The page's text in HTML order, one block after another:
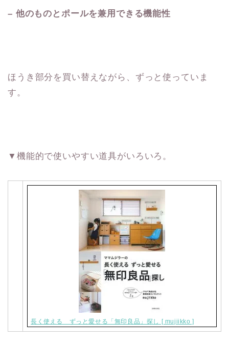
– 他のものとポールを兼用できる機能性
ほうき部分を買い替えながら、ずっと使っていま
す。
▼機能的で使いやすい道具がいろいろ。
長く使える ずっと愛せる「無印良品」探し [ mujiikko ]